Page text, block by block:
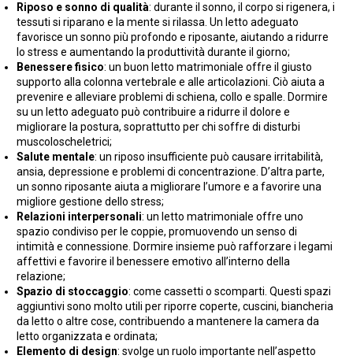
Riposo e sonno di qualità: durante il sonno, il corpo si rigenera, i
tessuti si riparano e la mente si rilassa. Un letto adeguato
favorisce un sonno più profondo e riposante, aiutando a ridurre
lo stress e aumentando la produttività durante il giorno;
Benessere fisico: un buon letto matrimoniale offre il giusto
supporto alla colonna vertebrale e alle articolazioni. Ciò aiuta a
prevenire e alleviare problemi di schiena, collo e spalle. Dormire
su un letto adeguato può contribuire a ridurre il dolore e
migliorare la postura, soprattutto per chi soffre di disturbi
muscoloscheletrici;
Salute mentale: un riposo insufficiente può causare irritabilità,
ansia, depressione e problemi di concentrazione. D’altra parte,
un sonno riposante aiuta a migliorare l’umore e a favorire una
migliore gestione dello stress;
Relazioni interpersonali: un letto matrimoniale offre uno
spazio condiviso per le coppie, promuovendo un senso di
intimità e connessione. Dormire insieme può rafforzare i legami
affettivi e favorire il benessere emotivo all’interno della
relazione;
Spazio di stoccaggio: come cassetti o scomparti. Questi spazi
aggiuntivi sono molto utili per riporre coperte, cuscini, biancheria
da letto o altre cose, contribuendo a mantenere la camera da
letto organizzata e ordinata;
Elemento di design: svolge un ruolo importante nell’aspetto